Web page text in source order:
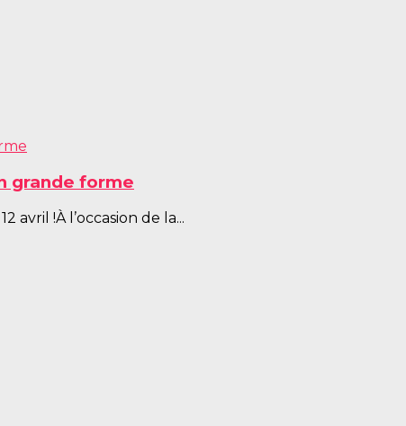
grande forme
avril !À l’occasion de la...